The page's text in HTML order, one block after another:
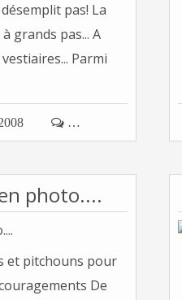
pas! La
grands pas... A
Parmi
 …
photo....
et pitchouns pour
De